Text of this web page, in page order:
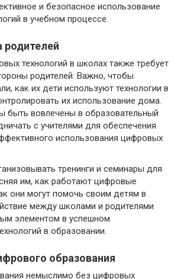
и безопасное использование
в учебном процессе.
технологий в школах также требует
родителей. Важно, чтобы
как их дети используют технологии в
их использование дома.
быть вовлечены в образовательный
с учителями для обеспечения
использования цифровых
тренинги и семинары для
им, как работают цифровые
они могут помочь своим детям в
между школами и родителями
элементом в успешном
в образовании.
образования
немыслимо без цифровых